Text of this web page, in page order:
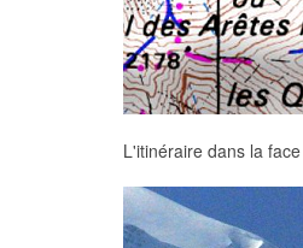
L'itinéraire dans la